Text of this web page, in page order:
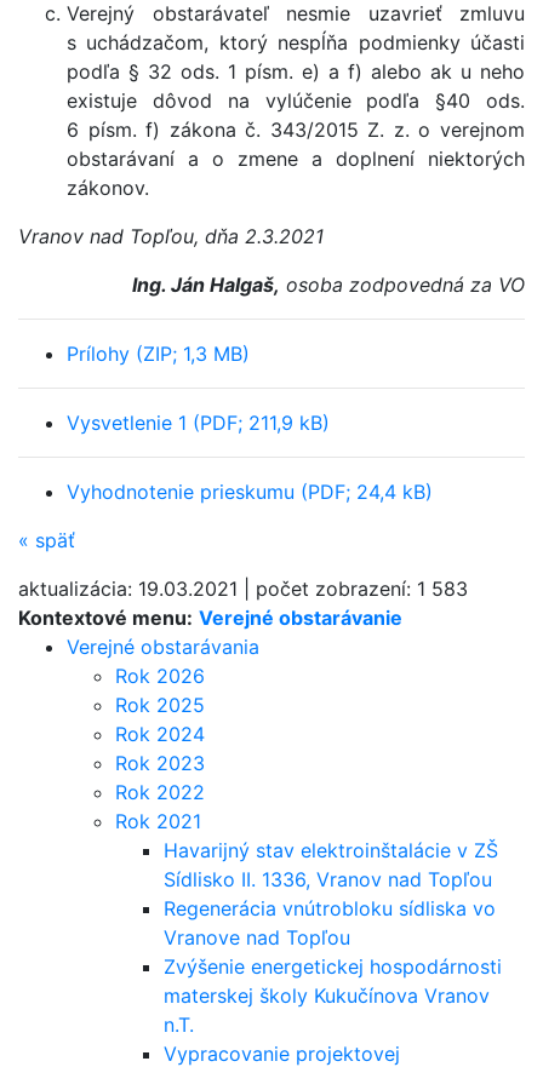
Kontextové menu: Verejné obstarávanie
Verejné obstarávania
Rok 2026
Rok 2025
Rok 2024
Rok 2023
Rok 2022
Rok 2021
Havarijný stav elektroinštalácie v ZŠ
Sídlisko II. 1336, Vranov nad Topľou
Regenerácia vnútrobloku sídliska vo
Vranove nad Topľou
Zvýšenie energetickej hospodárnosti
materskej školy Kukučínova Vranov
n.T.
Vypracovanie projektovej
Verejný obstarávateľ nesmie uzavrieť zmluvu
s uchádzačom, ktorý nespĺňa podmienky účasti
podľa § 32 ods. 1 písm. e) a f) alebo ak u neho
existuje dôvod na vylúčenie podľa §40 ods.
6 písm. f) zákona č. 343/2015 Z. z. o verejnom
obstarávaní a o zmene a doplnení niektorých
zákonov.
Vranov nad Topľou, dňa 2.3.2021
Ing. Ján Halgaš, osoba zodpovedná za VO
Prílohy (ZIP; 1,3 MB)
Vysvetlenie 1 (PDF; 211,9 kB)
Vyhodnotenie prieskumu (PDF; 24,4 kB)
« späť
aktualizácia: 19.03.2021 počet zobrazení: 1 583